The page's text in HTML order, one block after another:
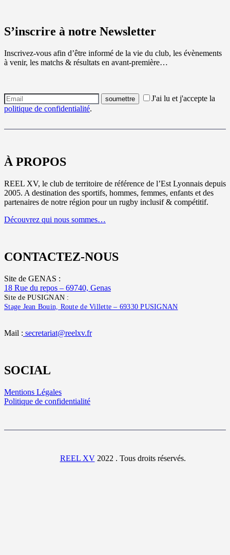
S’inscrire à notre Newsletter
Inscrivez-vous afin d’être informé de la vie du club, les évènements
à venir, les matchs & résultats en avant-première…
J'ai lu et j'accepte la
politique de confidentialité.
À PROPOS
REEL XV, le club de territoire de référence de l’Est Lyonnais depuis
2005. A destination des sportifs, hommes, femmes, enfants et des
partenaires de notre région pour un rugby inclusif & compétitif.
Découvrez qui nous sommes…
CONTACTEZ-NOUS
Site de GENAS :
18 Rue du repos – 69740, Genas
Site de PUSIGNAN :
Stage Jean Bouin, Route de Villette – 69330 PUSIGNAN
Mail : secretariat@reelxv.fr
SOCIAL
Mentions Légales
Politique de confidentialité
REEL XV2022 . Tous droits réservés.